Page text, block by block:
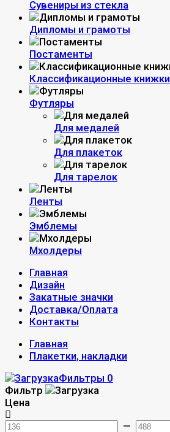
Сувениры из стекла
Дипломы и грамоты
Постаменты
Классификационные книжки
Футляры
Для медалей
Для плакеток
Для тарелок
Ленты
Эмблемы
Мхолдеры
Главная
Дизайн
Закатные значки
Доставка/Оплата
Контакты
Главная
Плакетки, накладки
Фильтры 0
Фильтр
Цена
—